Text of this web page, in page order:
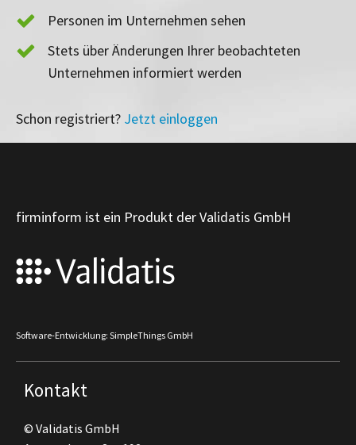
Personen im Unternehmen sehen
Stets über Änderungen Ihrer beobachteten
Unternehmen informiert werden
Schon registriert? Jetzt einloggen
firminform ist ein Produkt der Validatis GmbH
Software-Entwicklung: SimpleThings GmbH
Kontakt
© Validatis GmbH